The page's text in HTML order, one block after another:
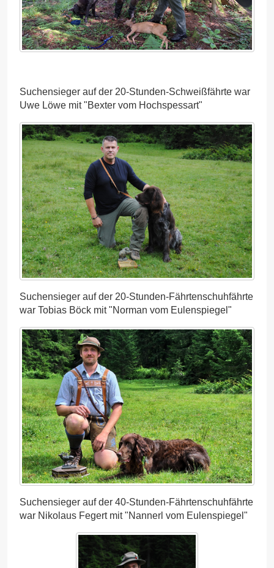
Suchensieger auf der 20-Stunden-Schweißfährte war
Uwe Löwe mit "Bexter vom Hochspessart"
Suchensieger auf der 20-Stunden-Fährtenschuhfährte
war Tobias Böck mit "Norman vom Eulenspiegel"
Suchensieger auf der 40-Stunden-Fährtenschuhfährte
war Nikolaus Fegert mit "Nannerl vom Eulenspiegel"